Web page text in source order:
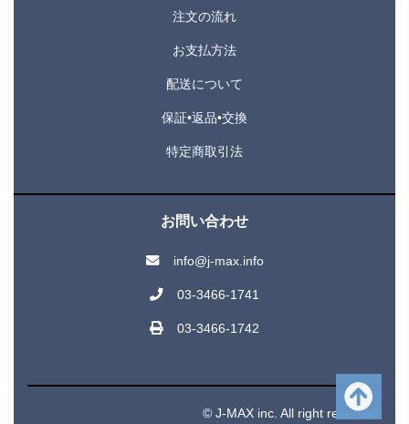
注文の流れ
お支払方法
配送について
保証•返品•交換
特定商取引法
お問い合わせ
info@j-max.info
03-3466-1741
03-3466-1742
© J-MAX inc. All right reserved.